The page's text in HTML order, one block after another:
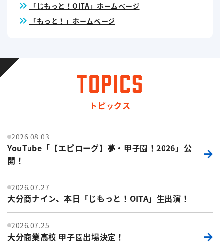
「じもっと！OITA」ホームページ
「もっと！」ホームページ
TOPICS
トピックス
2026.08.03
YouTube「【エピローグ】夢・甲子園！2026」公
開！
2026.07.27
大分商ナイン、本日「じもっと！OITA」生出演！
2026.07.25
大分商業高校 甲子園出場決定！